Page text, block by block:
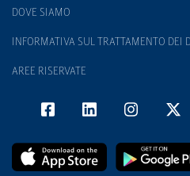
DOVE SIAMO
INFORMATIVA SUL TRATTAMENTO DEI
AREE RISERVATE